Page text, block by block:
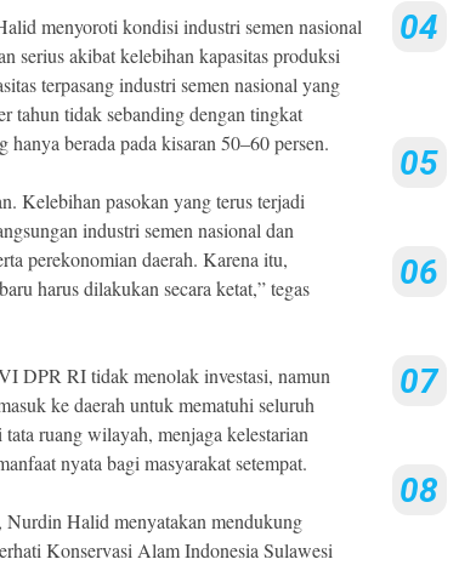
menyoroti kondisi industri semen nasional
serius akibat kelebihan kapasitas produksi
terpasang industri semen nasional yang
tahun tidak sebanding dengan tingkat
hanya berada pada kisaran 50–60 persen.
Kelebihan pasokan yang terus terjadi
industri semen nasional dan
perekonomian daerah. Karena itu,
harus dilakukan secara ketat,” tegas
DPR RI tidak menolak investasi, namun
ke daerah untuk mematuhi seluruh
ruang wilayah, menjaga kelestarian
nyata bagi masyarakat setempat.
Nurdin Halid menyatakan mendukung
Konservasi Alam Indonesia Sulawesi
04
05
06
07
08